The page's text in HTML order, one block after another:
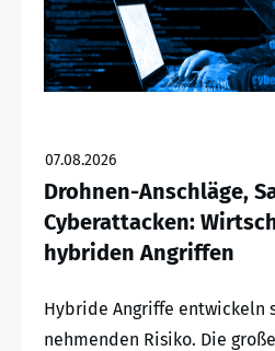
07.08.2026
Drohnen-Anschläge,
Cyberattacken:
hybriden Angriffen
Hybride Angriffe entwickeln
nehmenden Risiko. Die